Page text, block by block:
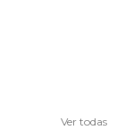
Ver todas